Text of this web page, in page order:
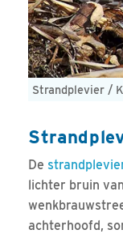
Strandplevier /
De
lichter bruin
achterhoofd,